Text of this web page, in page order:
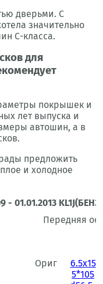
дверьми. С
значительно
С-класса.
для
покрышек и
лет выпуска и
автошин, а в
предложить
и холодное
- 01.01.2013
Передняя
Ориг
6.5x15
5*105